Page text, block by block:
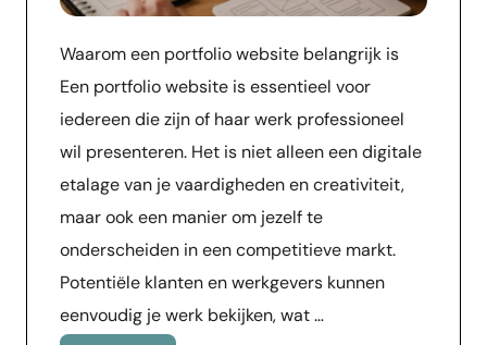
Waarom een portfolio website belangrijk is
Een portfolio website is essentieel voor
iedereen die zijn of haar werk professioneel
wil presenteren. Het is niet alleen een digitale
etalage van je vaardigheden en creativiteit,
maar ook een manier om jezelf te
onderscheiden in een competitieve markt.
Potentiële klanten en werkgevers kunnen
eenvoudig je werk bekijken, wat …